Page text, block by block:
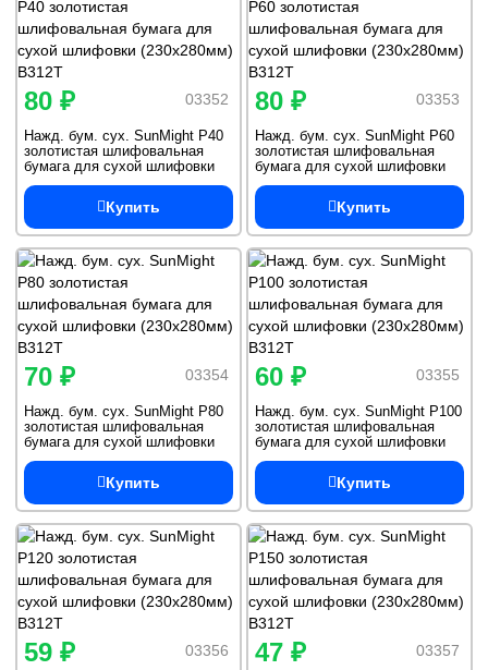
03352
80 ₽
Нажд. бум. сух. SunMight Р40
золотистая шлифовальная
бумага для сухой шлифовки
(230х280мм) B312T
Купить
03353
80 ₽
Нажд. бум. сух. SunMight Р60
золотистая шлифовальная
бумага для сухой шлифовки
(230х280мм) B312T
Купить
03354
70 ₽
Нажд. бум. сух. SunMight Р80
золотистая шлифовальная
бумага для сухой шлифовки
(230х280мм) B312T
Купить
03355
60 ₽
Нажд. бум. сух. SunMight Р100
золотистая шлифовальная
бумага для сухой шлифовки
(230х280мм) B312T
Купить
03356
59 ₽ 03357
47 ₽